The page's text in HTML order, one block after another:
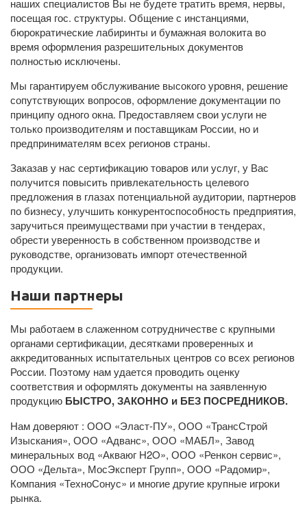
наших специалистов Вы не будете тратить время, нервы,
посещая гос. структуры. Общение с инстанциями,
бюрократические лабиринты и бумажная волокита во
время оформления разрешительных документов
полностью исключены.
Мы гарантируем обслуживание высокого уровня, решение
сопутствующих вопросов, оформление документации по
принципу одного окна. Предоставляем свои услуги не
только производителям и поставщикам России, но и
предпринимателям всех регионов страны.
Заказав у нас сертификацию товаров или услуг, у Вас
получится повысить привлекательность целевого
предложения в глазах потенциальной аудитории, партнеров
по бизнесу, улучшить конкурентоспособность предприятия,
заручиться преимуществами при участии в тендерах,
обрести уверенность в собственном производстве и
руководстве, организовать импорт отечественной
продукции.
Наши партнеры
Мы работаем в слаженном сотрудничестве с крупными
органами сертификации, десятками проверенных и
аккредитованных испытательных центров со всех регионов
России. Поэтому нам удается проводить оценку
соответствия и оформлять документы на заявленную
продукцию БЫСТРО, ЗАКОННО и БЕЗ ПОСРЕДНИКОВ.
Нам доверяют : ООО «Эласт-ПУ», ООО «ТрансСтрой
Изыскания», ООО «Адванс», ООО «МАБЛ», Завод
минеральных вод «Акваюг H2O», ООО «Ренкон сервис»,
ООО «Дельта», МосЭксперт Групп», ООО «Радомир»,
Компания «ТехноСонус» и многие другие крупные игроки
рынка.